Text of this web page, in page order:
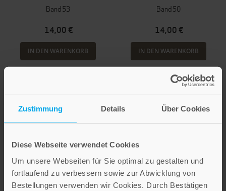
Zustimmung Details Über Cookies
Diese Webseite verwendet Cookies
Um unsere Webseiten für Sie optimal zu gestalten und
fortlaufend zu verbessern sowie zur Abwicklung von
Bestellungen verwenden wir Cookies. Durch Bestätigen
Band 53
14,00 €
IN DEN WARENKORB
Band 50
14,00 €
IN DEN WARENKORB